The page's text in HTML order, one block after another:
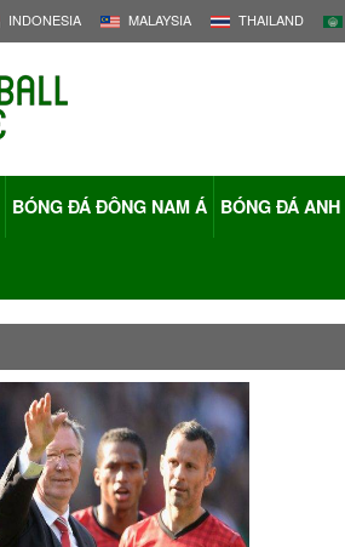
INDONESIA MALAYSIA THAILAND
BÓNG ĐÁ ĐÔNG NAM Á BÓNG ĐÁ ANH